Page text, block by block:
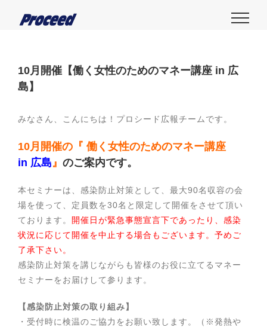
10月開催【働く女性のためのマネー講座 in 広
島】
みなさん、こんにちは！プロシード広報チームです。
10月開催の 『 働く女性のためのマネー講座
in 広島』 のご案内です。
本セミナーは、感染防止対策として、最大90名収容の会
場を使って、定員数を30名と限定して開催をさせて頂い
ております。 開催日が緊急事態宣言下であったり、感染
状況に応じて開催を中止する場合もございます。予めご
了承下さい。
感染防止対策を講じながらも皆様のお役に立てるマネー
セミナーをお届けして参ります。
【感染防止対策の取り組み】
・受付時に検温のご協力をお願い致します。（※発熱や